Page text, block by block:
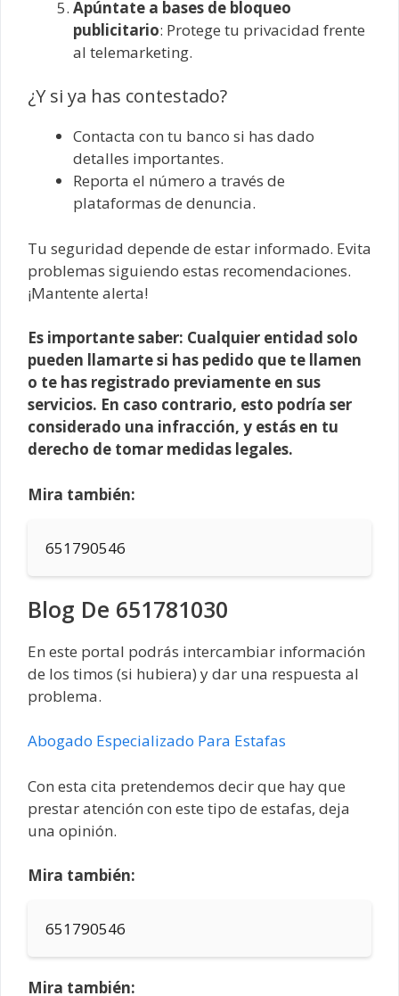
Apúntate a bases de bloqueo
publicitario: Protege tu privacidad frente
al telemarketing.
¿Y si ya has contestado?
Contacta con tu banco si has dado
detalles importantes.
Reporta el número a través de
plataformas de denuncia.
Tu seguridad depende de estar informado. Evita
problemas siguiendo estas recomendaciones.
¡Mantente alerta!
Es importante saber: Cualquier entidad solo
pueden llamarte si has pedido que te llamen
o te has registrado previamente en sus
servicios. En caso contrario, esto podría ser
considerado una infracción, y estás en tu
derecho de tomar medidas legales.
Mira también:
651790546
Blog De 651781030
En este portal podrás intercambiar información
de los timos (si hubiera) y dar una respuesta al
problema.
Abogado Especializado Para Estafas
Con esta cita pretendemos decir que hay que
prestar atención con este tipo de estafas, deja
una opinión.
Mira también:
651790546
Mira también: